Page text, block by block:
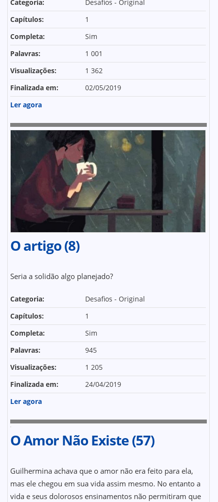
Categoria:
Desafios - Original
Capítulos:
1
Completa:
Sim
Palavras:
1 001
Visualizações:
1 362
Finalizada em:
02/05/2019
Ler agora
O artigo (8)
Seria a solidão algo planejado?
Categoria:
Desafios - Original
Capítulos:
1
Completa:
Sim
Palavras:
945
Visualizações:
1 205
Finalizada em:
24/04/2019
Ler agora
O Amor Não Existe (57)
Guilhermina achava que o amor não era feito para ela,
mas ele chegou em sua vida assim mesmo. No entanto a
vida e seus dolorosos ensinamentos não permitiram que